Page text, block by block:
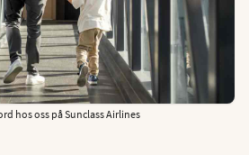
hos oss på Sunclass Airlines